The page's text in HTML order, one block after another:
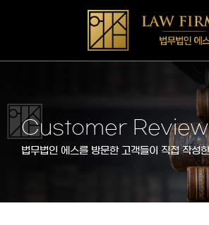
Customer Review
법무법인 에스를 방문한 고객들이 직접 작성